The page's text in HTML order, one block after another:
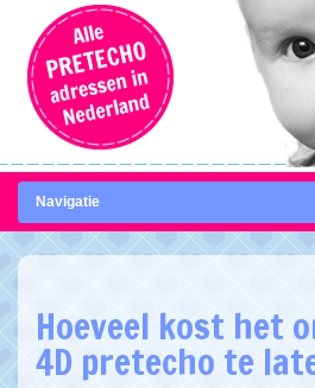
Navigatie
Hoeveel kost het
4D pretecho te